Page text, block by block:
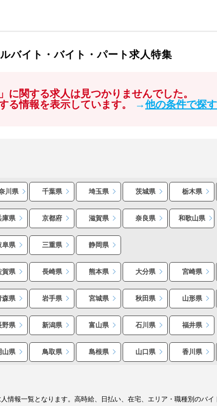
バイト・バイト・パート求人特集
に関する求人は見つかりませんでした。
る情報を表示しています。
→他の条件で探す
川県 千葉県 埼玉県 茨城県 栃木県
庫県 京都府 滋賀県 奈良県 和歌山県
阜県 三重県 静岡県
賀県 長崎県 熊本県 大分県 宮崎県
森県 岩手県 宮城県 秋田県 山形県
野県 新潟県 富山県 石川県 福井県
山県 鳥取県 島根県 山口県 香川県
情報一覧となります。高時給、日払い、在宅、エリア・職種別のバ